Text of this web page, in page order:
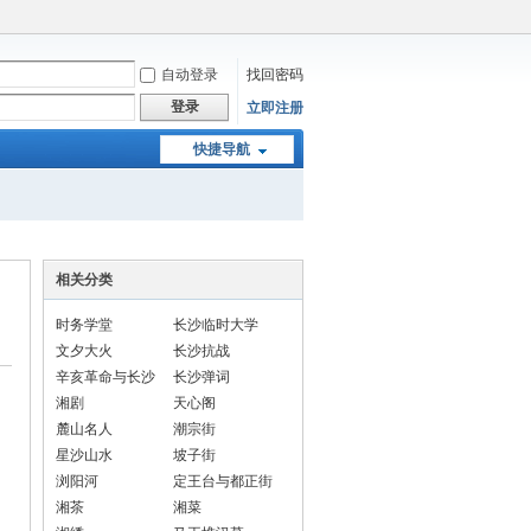
自动登录
找回密码
登录
立即注册
快捷导航
相关分类
时务学堂
长沙临时大学
文夕大火
长沙抗战
辛亥革命与长沙
长沙弹词
湘剧
天心阁
麓山名人
潮宗街
星沙山水
坡子街
浏阳河
定王台与都正街
湘茶
湘菜